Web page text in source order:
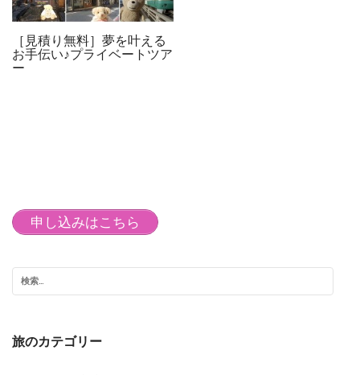
［見積り無料］夢を叶える
お手伝い♪プライベートツア
ー
申し込みはこちら
旅のカテゴリー